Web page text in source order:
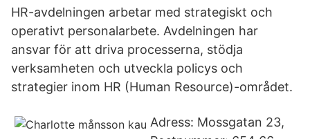
HR-avdelningen arbetar med strategiskt och
operativt personalarbete. Avdelningen har
ansvar för att driva processerna, stödja
verksamheten och utveckla policys och
strategier inom HR (Human Resource)-området.
Adress: Mossgatan 23,